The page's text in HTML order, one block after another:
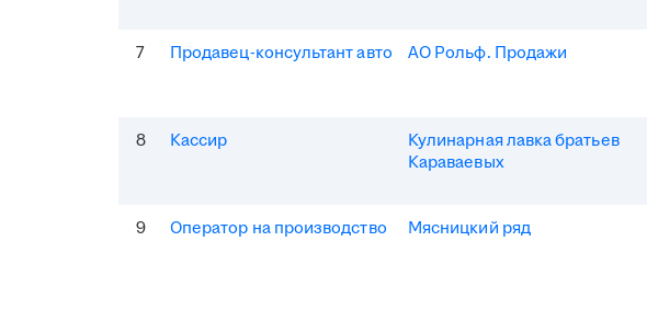
7 Продавец-консультант авто АО Рольф. Продажи
8 Кассир
Кулинарная лавка братьев
Караваевых
9 Оператор на производство Мясницкий ряд